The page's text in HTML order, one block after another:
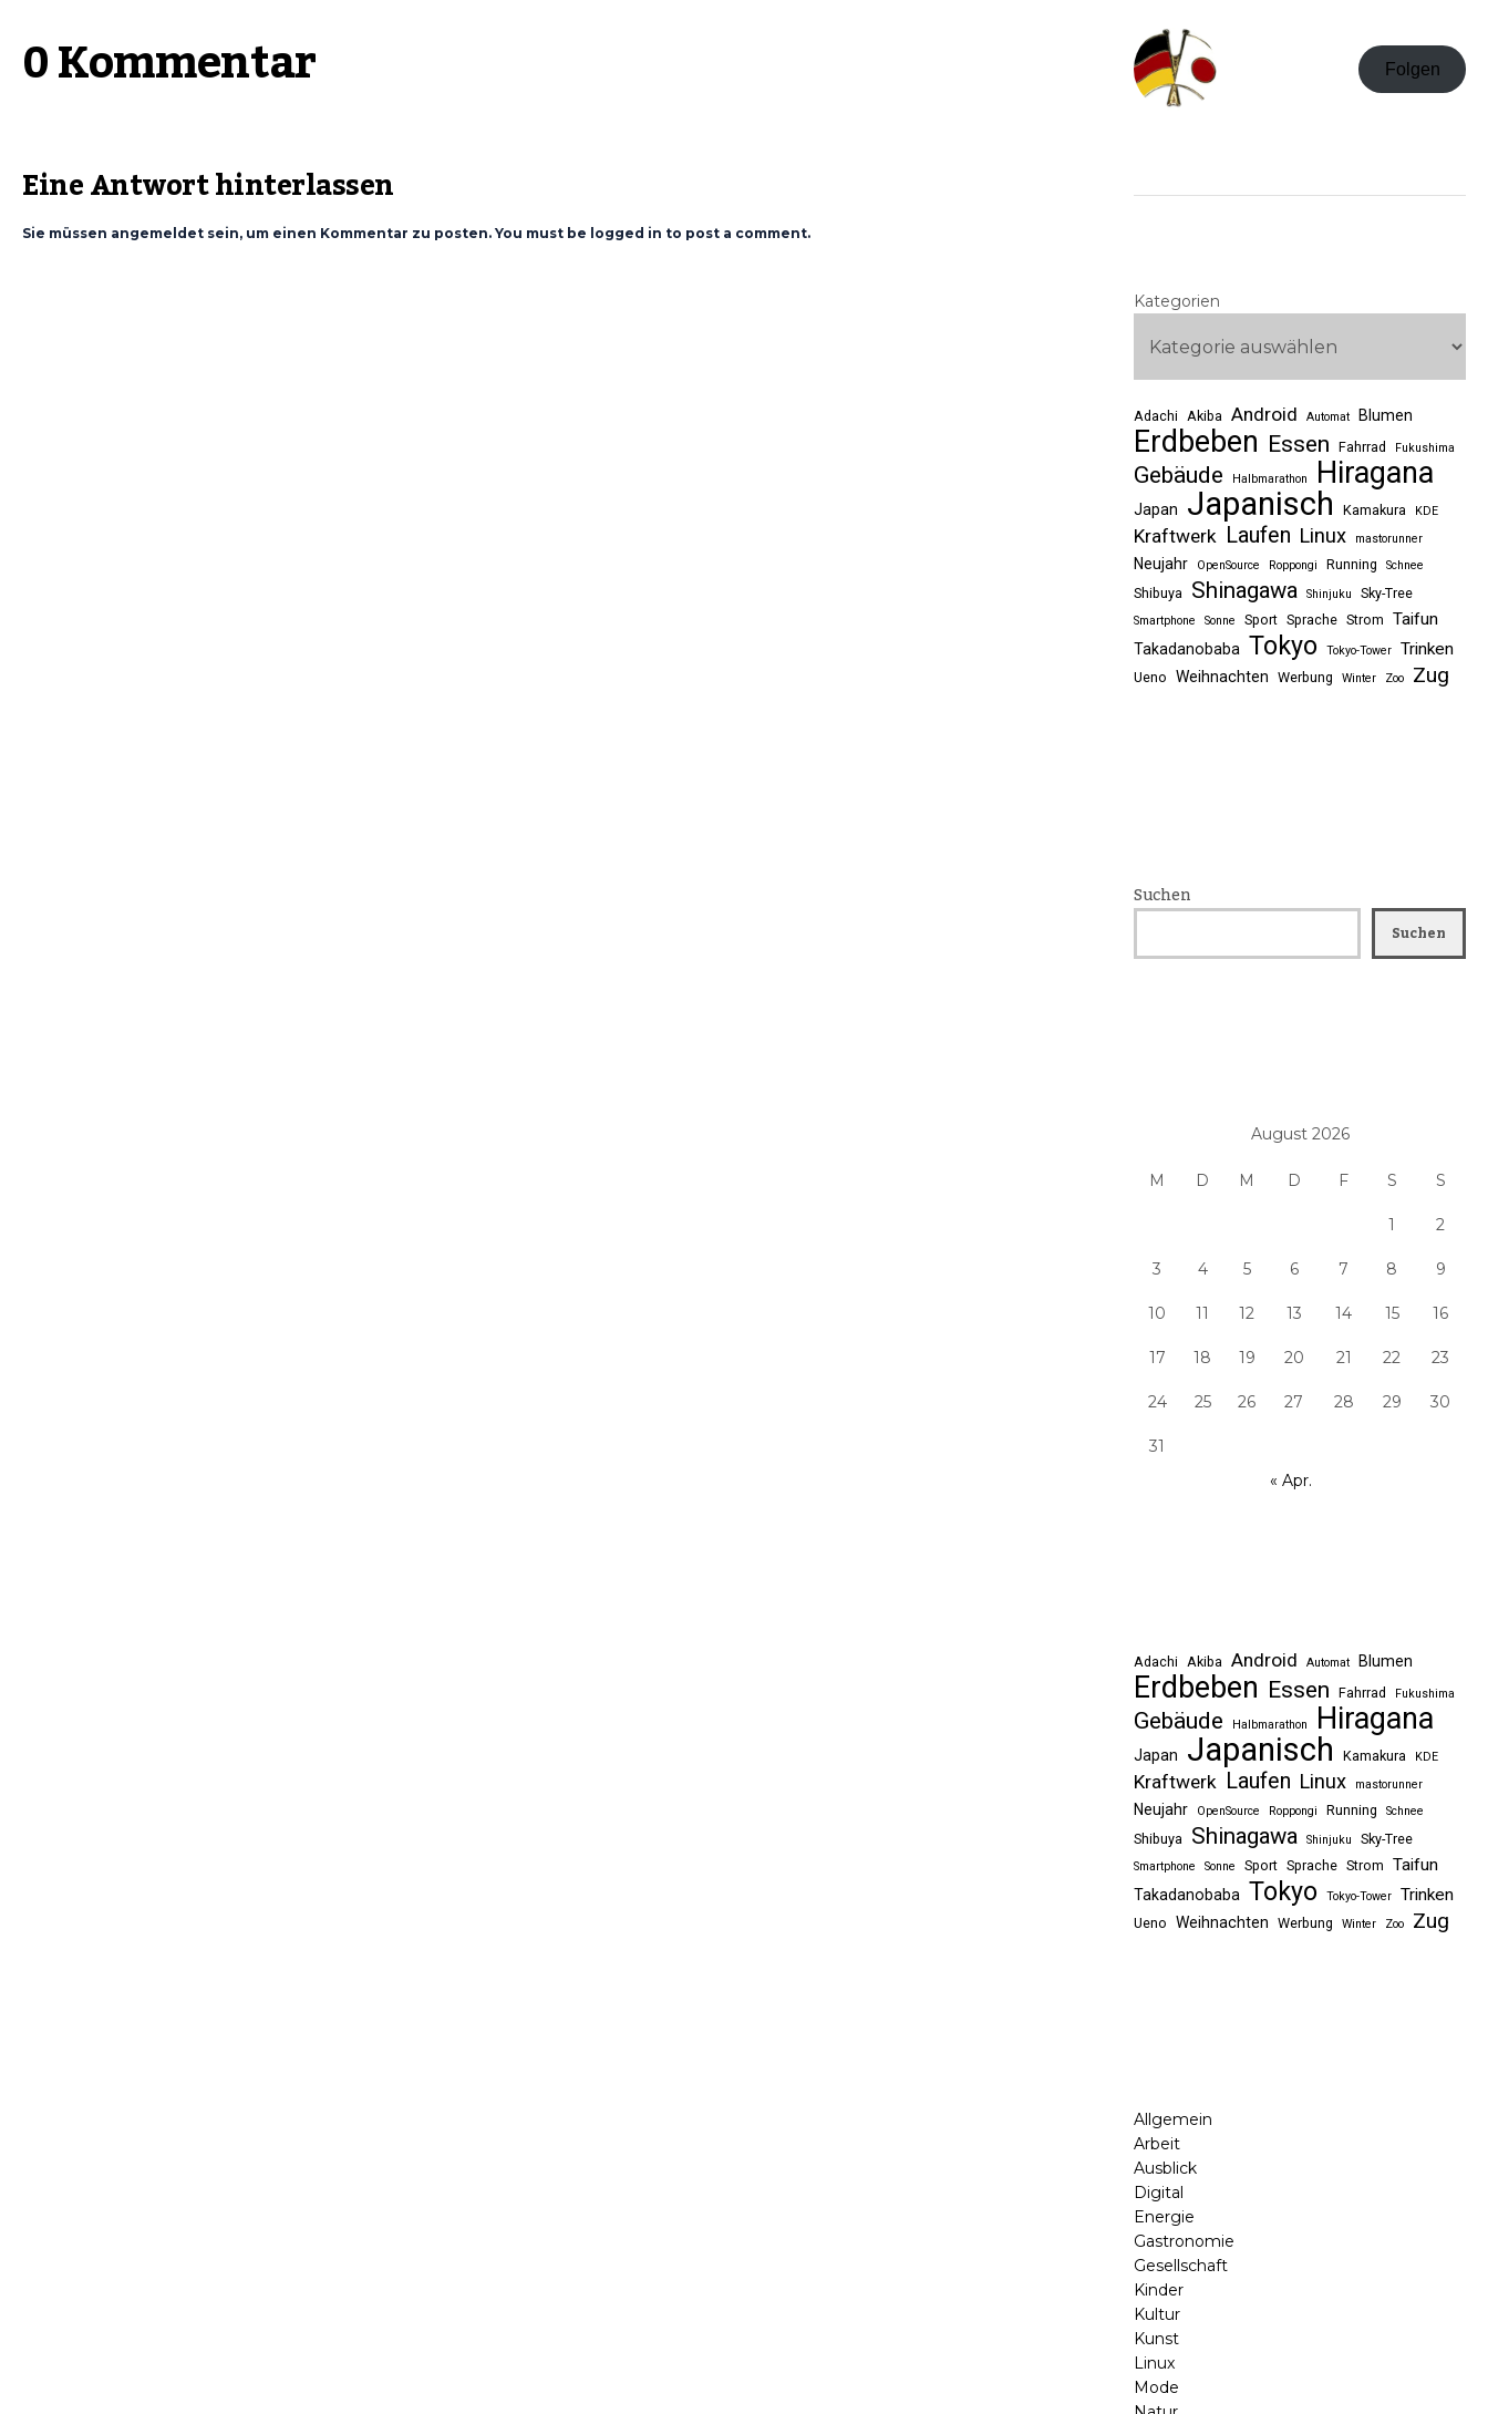
0 Kommentar
Eine Antwort hinterlassen
Sie müssen angemeldet sein, um einen Kommentar zu posten. You must be logged in to post a comment.
Folgen
Kategorien
Adachi Akiba Android Automat Blumen
Erdbeben Essen Fahrrad Fukushima
Gebäude Halbmarathon Hiragana
Japan Japanisch Kamakura KDE
Kraftwerk Laufen Linux mastorunner
Neujahr OpenSource Roppongi Running Schnee
Shibuya Shinagawa Shinjuku Sky-Tree
Smartphone Sonne Sport Sprache Strom Taifun
Takadanobaba Tokyo Tokyo-Tower Trinken
Ueno Weihnachten Werbung Winter Zoo Zug
Suchen
Suchen
August 2026
M D M D F S S
1 2
3 4 5 6 7 8 9
10 11 12 13 14 15 16
17 18 19 20 21 22 23
24 25 26 27 28 29 30
31
« Apr.
Adachi Akiba Android Automat Blumen
Erdbeben Essen Fahrrad Fukushima
Gebäude Halbmarathon Hiragana
Japan Japanisch Kamakura KDE
Kraftwerk Laufen Linux mastorunner
Neujahr OpenSource Roppongi Running Schnee
Shibuya Shinagawa Shinjuku Sky-Tree
Smartphone Sonne Sport Sprache Strom Taifun
Takadanobaba Tokyo Tokyo-Tower Trinken
Ueno Weihnachten Werbung Winter Zoo Zug
Allgemein
Arbeit
Ausblick
Digital
Energie
Gastronomie
Gesellschaft
Kinder
Kultur
Kunst
Linux
Mode